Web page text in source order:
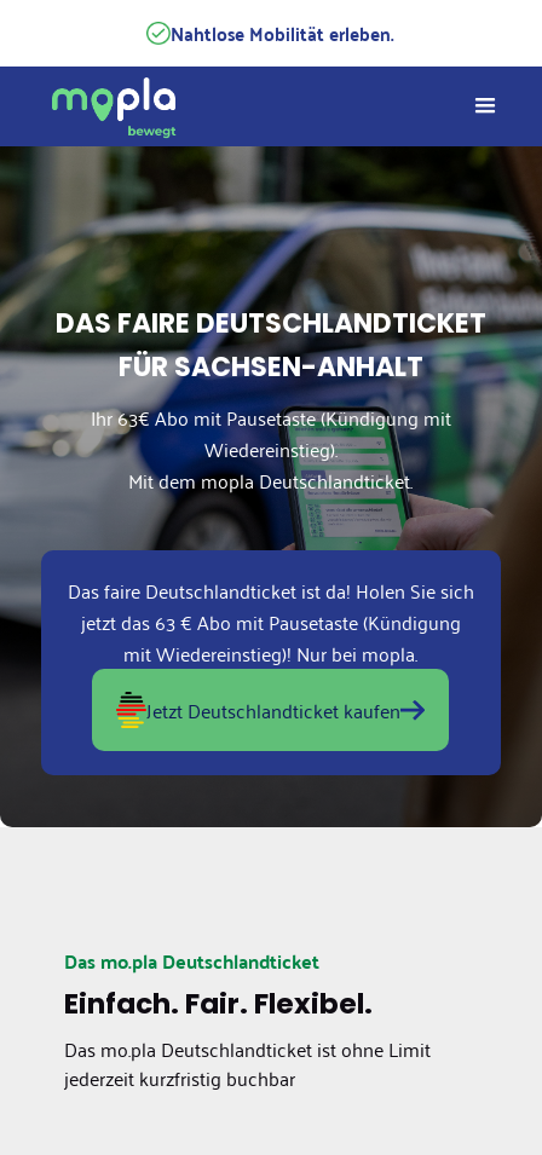
Nahtlose Mobilität erleben.
DAS FAIRE DEUTSCHLANDTICKET
FÜR SACHSEN-ANHALT
Ihr 63€ Abo mit Pausetaste (Kündigung mit
Wiedereinstieg).
Mit dem mopla Deutschlandticket.
Das faire Deutschlandticket ist da! Holen Sie sich
jetzt das 63 € Abo mit Pausetaste (Kündigung
mit Wiedereinstieg)! Nur bei mopla.
Jetzt Deutschlandticket kaufen
Das mo.pla Deutschlandticket
Einfach. Fair. Flexibel.
Das mo.pla Deutschlandticket ist ohne Limit
jederzeit kurzfristig buchbar